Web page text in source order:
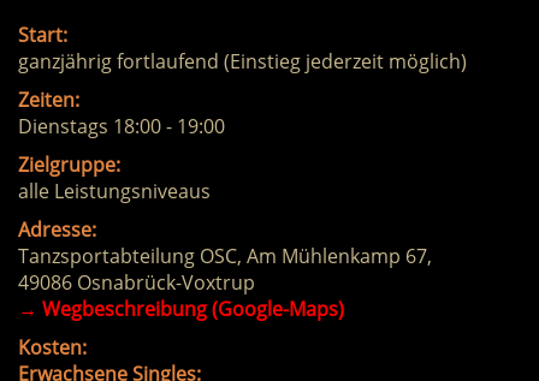
Start:
ganzjährig fortlaufend (Einstieg jederzeit möglich)
Zeiten:
Dienstags 18:00 - 19:00
Zielgruppe:
alle Leistungsniveaus
Adresse:
Tanzsportabteilung OSC, Am Mühlenkamp 67,
49086 Osnabrück-Voxtrup
→ Wegbeschreibung (Google-Maps)
Kosten:
Erwachsene Singles: